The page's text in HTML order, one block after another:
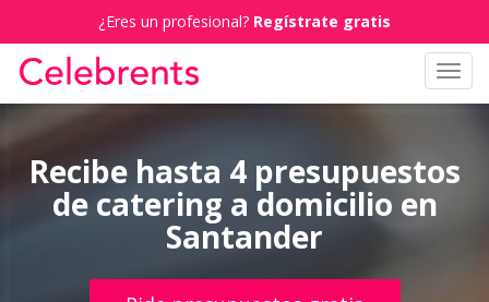
¿Eres un profesional? Regístrate gratis
Recibe hasta 4 presupuestos
de catering a domicilio en
Santander